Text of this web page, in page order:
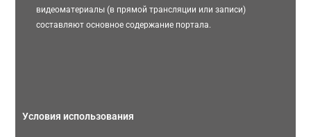
видеоматериалы (в прямой трансляции или записи)
составляют основное содержание портала.
Условия использования